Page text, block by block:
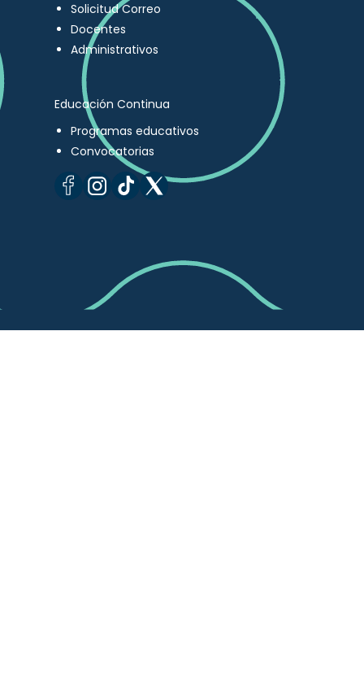
Solicitud Correo
Docentes
Administrativos
Educación Continua
Programas educativos
Convocatorias